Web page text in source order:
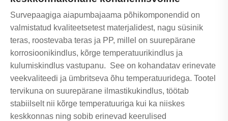
Survepaagiga aiapumbajaama põhikomponendid on
valmistatud kvaliteetsetest materjalidest, nagu süsinik
teras, roostevaba teras ja PP, millel on suurepärane
korrosioonikindlus, kõrge temperatuurikindlus ja
kulumiskindlus vastupanu. See on kohandatav erinevate
veekvaliteedi ja ümbritseva õhu temperatuuridega. Tootel
tervikuna on suurepärane ilmastikukindlus, töötab
stabiilselt nii kõrge temperatuuriga kui ka niiskes
keskkonnas ning sobib erinevad keerulised